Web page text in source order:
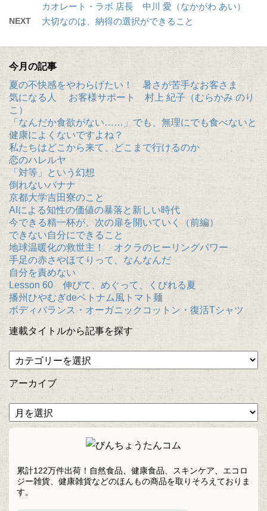
カオレート・ラボ 店長 中川 愛（なかがわ あい）
NEXT 大切なのは、納得の選択ができること
今月の記事
夏の不快感をやわらげたい！ 暑さが苦手なお客さま
気になる人 お客様サポート 村上 紀子（むらかみ のり
こ）
「なんだか食欲がない……」でも、無理にでも食べないと
健康によくないですよね？
私たちはどこから来て、どこまで行けるのか
恋のハレルヤ
「対等」という幻想
倒れないバナナ
京都大学吉田寮のこと
AIによる知性の価値の暴落と新しい時代
今できる精一杯が、次の扉を開いていく（前編）
できない自分にできること
地球温暖化の救世主！ オクラのヒーリングパワー
手足の赤さやほてりって、なんなんだ
自分を責めない
Lesson 60 伸びて、めぐって、くびれる夏
播州ひやむぎdeベトナム風トマト麺
ボディバランス・オーガニックコットン・復活Tシャツ
連載タイトルから記事を探す
アーカイブ
累計122万件出荷！自然食品、健康食品、スキンケア、エコロ
ジー雑貨、健康雑貨などのほんもの商品を取りそろえておりま
す。